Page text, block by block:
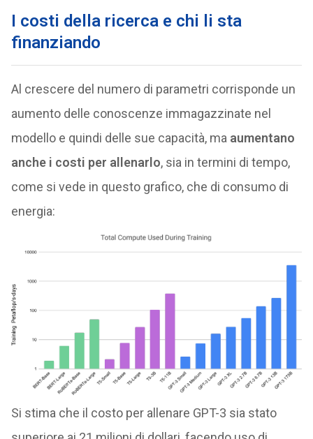
I costi della ricerca e chi li sta
finanziando
Al crescere del numero di parametri corrisponde un
aumento delle conoscenze immagazzinate nel
modello e quindi delle sue capacità, ma aumentano
anche i costi per allenarlo, sia in termini di tempo,
come si vede in questo grafico, che di consumo di
energia:
Si stima che il costo per allenare GPT-3 sia stato